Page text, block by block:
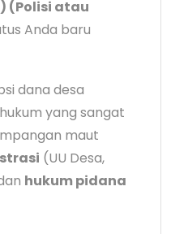
(Polisi atau
Anda baru
dana desa
yang sangat
maut
(UU Desa,
hukum pidana